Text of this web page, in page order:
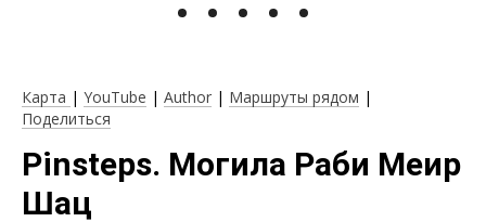
Карта | YouTube | Author | Маршруты рядом |
Поделиться
Pinsteps. Могила Раби Меир
Шац